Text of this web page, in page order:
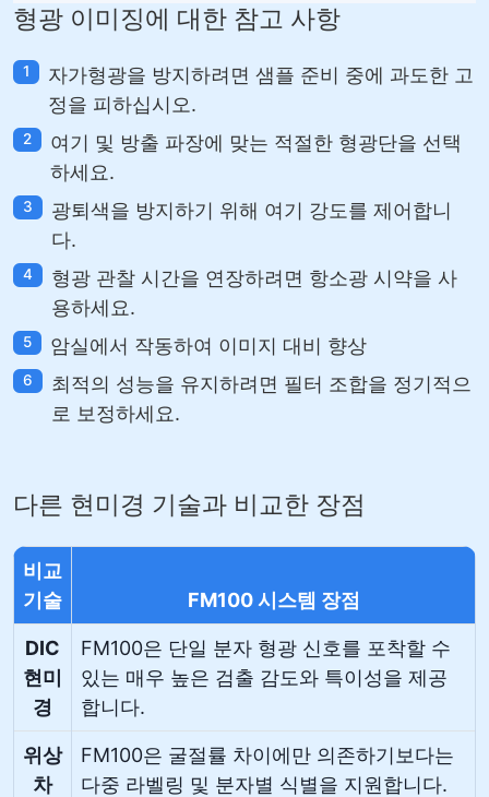
형광 이미징에 대한 참고 사항
1
자가형광을 방지하려면 샘플 준비 중에 과도한 고
정을 피하십시오.
2
여기 및 방출 파장에 맞는 적절한 형광단을 선택
하세요.
3
광퇴색을 방지하기 위해 여기 강도를 제어합니
다.
4
형광 관찰 시간을 연장하려면 항소광 시약을 사
용하세요.
5 암실에서 작동하여 이미지 대비 향상
6
최적의 성능을 유지하려면 필터 조합을 정기적으
로 보정하세요.
다른 현미경 기술과 비교한 장점
비교
기술
FM100 시스템 장점
DIC
현미
경
FM100은 단일 분자 형광 신호를 포착할 수
있는 매우 높은 검출 감도와 특이성을 제공
합니다.
위상
차
FM100은 굴절률 차이에만 의존하기보다는
다중 라벨링 및 분자별 식별을 지원합니다.